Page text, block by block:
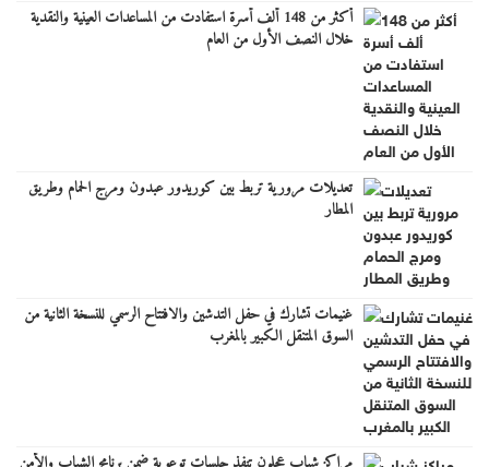
أكثر من 148 ألف أسرة استفادت من المساعدات العينية والنقدية
خلال النصف الأول من العام
تعديلات مرورية تربط بين كوريدور عبدون ومرج الحمام وطريق
المطار
غنيمات تشارك في حفل التدشين والافتتاح الرسمي للنسخة الثانية من
السوق المتنقل الكبير بالمغرب